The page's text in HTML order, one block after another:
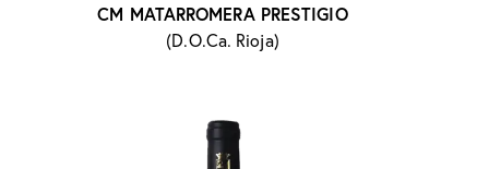
CM MATARROMERA PRESTIGIO
(D.O.Ca. Rioja)